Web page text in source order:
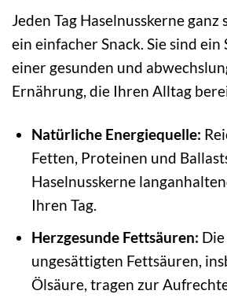
Jeden Tag Haselnusskerne
ein einfacher Snack. Sie sind ein
einer gesunden und
Ernährung, die Ihren Alltag
Natürliche Energiequelle:
Fetten, Proteinen und
Haselnusskerne
Ihren Tag.
Herzgesunde Fettsäuren:
ungesättigten Fettsäuren,
Ölsäure, tragen zur